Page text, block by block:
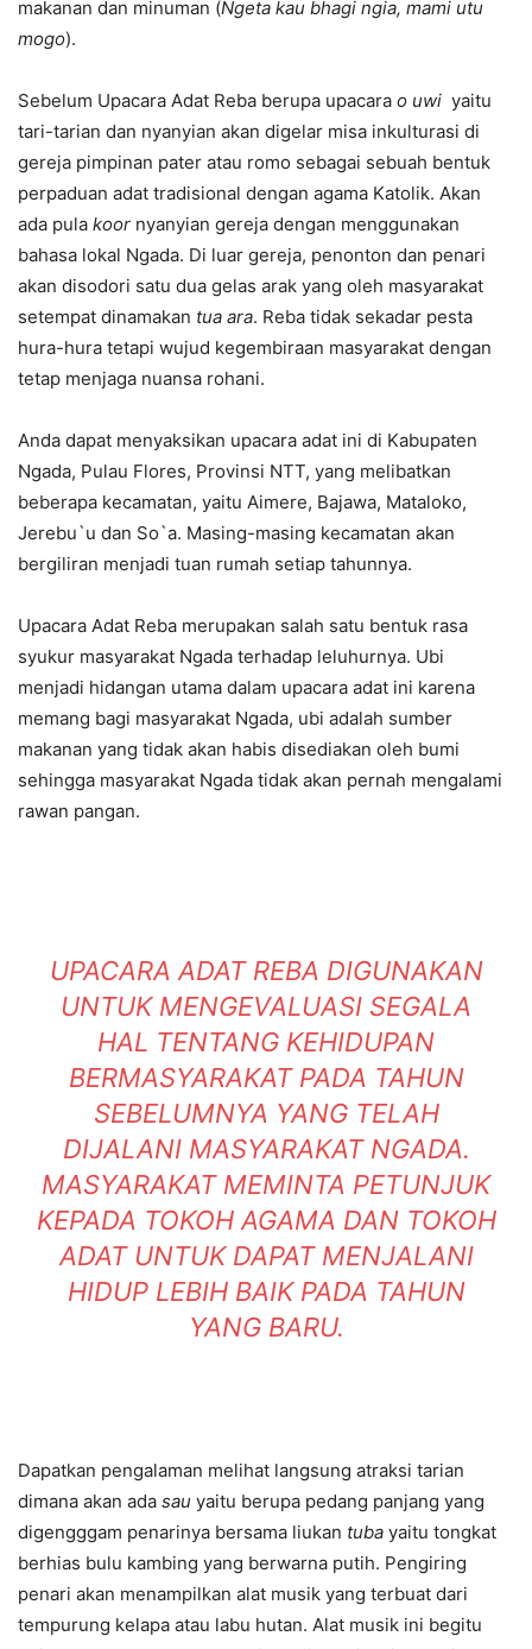
makanan dan minuman (Ngeta kau bhagi ngia, mami utu
mogo).
Sebelum Upacara Adat Reba berupa upacara o uwi yaitu
tari-tarian dan nyanyian akan digelar misa inkulturasi di
gereja pimpinan pater atau romo sebagai sebuah bentuk
perpaduan adat tradisional dengan agama Katolik. Akan
ada pula koor nyanyian gereja dengan menggunakan
bahasa lokal Ngada. Di luar gereja, penonton dan penari
akan disodori satu dua gelas arak yang oleh masyarakat
setempat dinamakan tua ara. Reba tidak sekadar pesta
hura-hura tetapi wujud kegembiraan masyarakat dengan
tetap menjaga nuansa rohani.
Anda dapat menyaksikan upacara adat ini di Kabupaten
Ngada, Pulau Flores, Provinsi NTT, yang melibatkan
beberapa kecamatan, yaitu Aimere, Bajawa, Mataloko,
Jerebu`u dan So`a. Masing-masing kecamatan akan
bergiliran menjadi tuan rumah setiap tahunnya.
Upacara Adat Reba merupakan salah satu bentuk rasa
syukur masyarakat Ngada terhadap leluhurnya. Ubi
menjadi hidangan utama dalam upacara adat ini karena
memang bagi masyarakat Ngada, ubi adalah sumber
makanan yang tidak akan habis disediakan oleh bumi
sehingga masyarakat Ngada tidak akan pernah mengalami
rawan pangan.
UPACARA ADAT REBA DIGUNAKAN
UNTUK MENGEVALUASI SEGALA
HAL TENTANG KEHIDUPAN
BERMASYARAKAT PADA TAHUN
SEBELUMNYA YANG TELAH
DIJALANI MASYARAKAT NGADA.
MASYARAKAT MEMINTA PETUNJUK
KEPADA TOKOH AGAMA DAN TOKOH
ADAT UNTUK DAPAT MENJALANI
HIDUP LEBIH BAIK PADA TAHUN
YANG BARU.
Dapatkan pengalaman melihat langsung atraksi tarian
dimana akan ada sau yaitu berupa pedang panjang yang
digengggam penarinya bersama liukan tuba yaitu tongkat
berhias bulu kambing yang berwarna putih. Pengiring
penari akan menampilkan alat musik yang terbuat dari
tempurung kelapa atau labu hutan. Alat musik ini begitu